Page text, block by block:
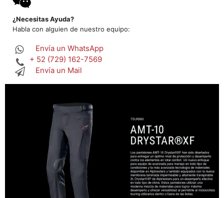
¿Necesitas Ayuda?
Habla con alguien de nuestro equipo:
Envía un WhatsApp
+ 52 (729) 162-7569
Envía un Mail